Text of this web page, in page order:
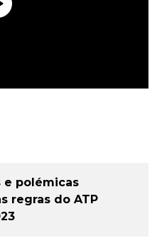
e polémicas
regras do ATP